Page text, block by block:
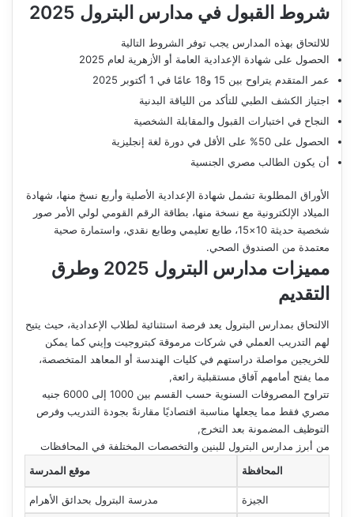
شروط القبول في مدارس البترول 2025
للالتحاق بهذه المدارس يجب توفر الشروط التالية
الحصول على شهادة الإعدادية العامة أو الأزهرية لعام 2025
عمر المتقدم يتراوح بين 15 و18 عامًا في 1 أكتوبر 2025
اجتياز الكشف الطبي للتأكد من اللياقة البدنية
النجاح في اختبارات القبول والمقابلة الشخصية
الحصول على 50% على الأقل في دورة لغة إنجليزية
أن يكون الطالب مصري الجنسية
الأوراق المطلوبة تشمل شهادة الإعدادية الأصلية وأربع نسخ منها، شهادة
الميلاد الإلكترونية مع نسخة منها، بطاقة الرقم القومي لولي الأمر صور
شخصية حديثة 10×15، طابع تعليمي وطابع نقدي، واستمارة صحية
معتمدة من الصندوق الصحي.
مميزات مدارس البترول 2025 وطرق
التقديم
الالتحاق بمدارس البترول يعد فرصة استثنائية لطلاب الإعدادية، حيث يتيح
لهم التدريب العملي في شركات مرموقة كبتروجيت وإيني كما يمكن
للخريجين مواصلة دراستهم في كليات الهندسة أو المعاهد المتخصصة،
مما يفتح أمامهم آفاق مستقبلية رائعة,
تتراوح المصروفات السنوية حسب القسم بين 1000 إلى 6000 جنيه
مصري فقط مما يجعلها مناسبة اقتصاديًا مقارنةً بجودة التدريب وفرص
التوظيف المضمونة بعد التخرج,
من أبرز مدارس البترول للبنين والتخصصات المختلفة في المحافظات
المحافظة
موقع المدرسة
الجيزة مدرسة البترول بحدائق الأهرام